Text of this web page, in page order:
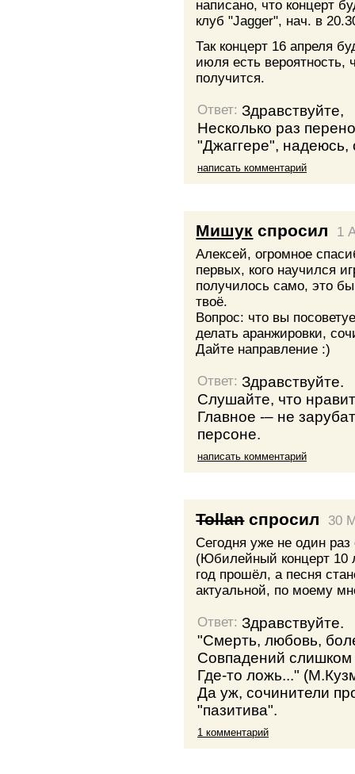
написано, что концерт
клуб "Jagger", нач. в
Так концерт 16 апреля
июля есть вероятность,
получится.
Ответ:Здравствуйте,
Несколько раз
"Джаггере", надеюсь,
написать комментарий
Мишук спросил
1
Алексей, огромное
первых, кого научился
получилось само, это
твоё.
Вопрос: что вы
делать аранжировки,
Дайте направление :)
Ответ:Здравствуйте.
Слушайте, что
Главное -– не
персоне.
написать комментарий
Tollanспросил
30
Сегодня уже не один
(Юбилейный концерт 10
год прошёл, а песня
актуальной, по моему
Ответ:Здравствуйте.
"Смерть, любовь,
Совпадений слишком
Где-то ложь..."
Да уж, сочинители
"пазитива".
1 комментарий